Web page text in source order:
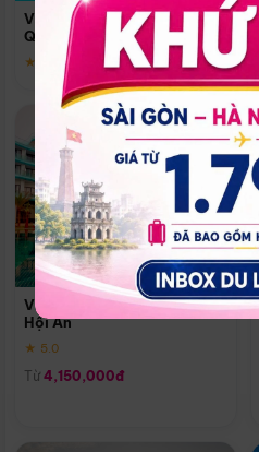
Vinpearl Resort & Spa Phu
Quoc
★ 5.0
Vinpearl Resort & Golf Nam
Hội An
★ 5.0
Từ 4,150,000đ